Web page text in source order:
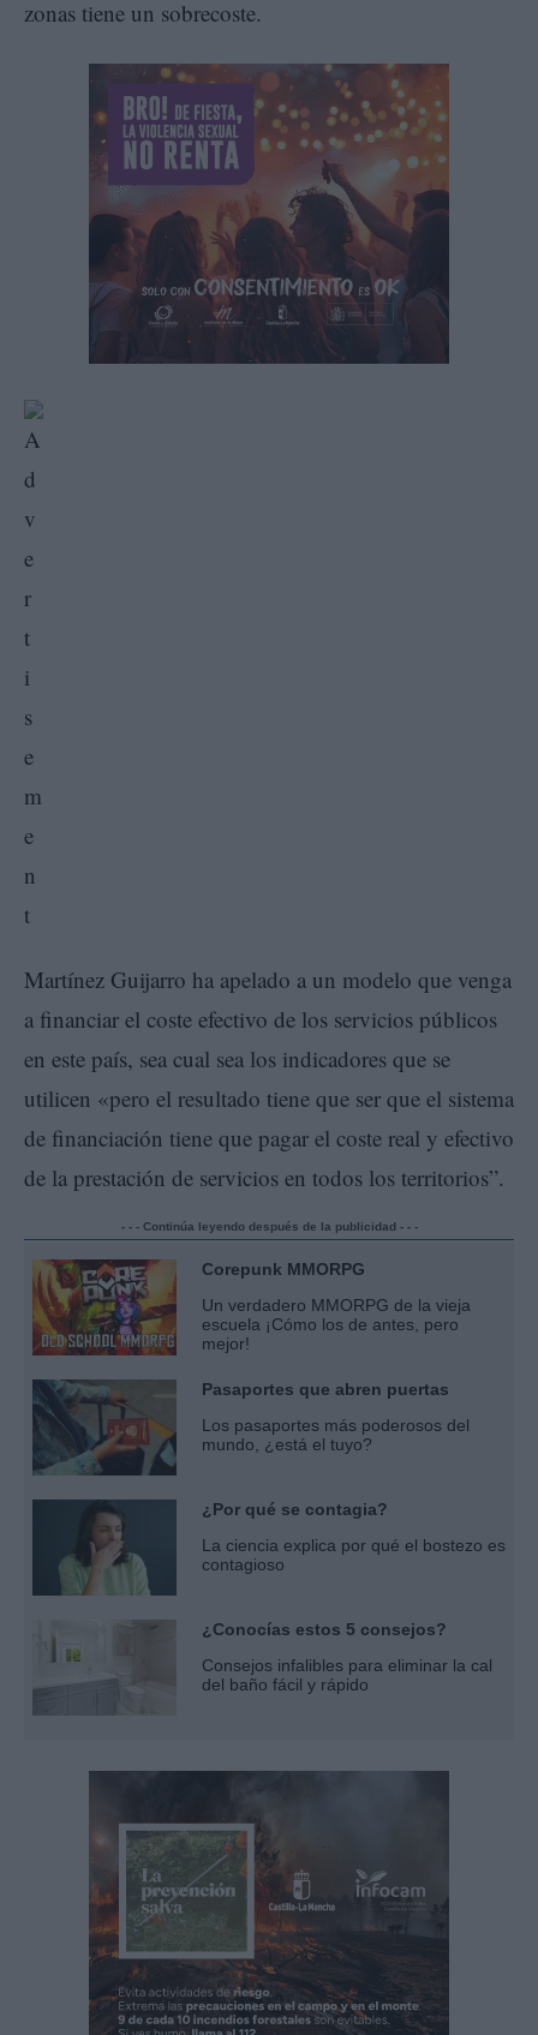
zonas tiene un sobrecoste.
Martínez Guijarro ha apelado a un modelo que venga
a financiar el coste efectivo de los servicios públicos
en este país, sea cual sea los indicadores que se
utilicen «pero el resultado tiene que ser que el sistema
de financiación tiene que pagar el coste real y efectivo
de la prestación de servicios en todos los territorios”.
- - - Continúa leyendo después de la publicidad - - -
Corepunk MMORPG
Un verdadero MMORPG de la vieja
escuela ¡Cómo los de antes, pero
mejor!
Pasaportes que abren puertas
Los pasaportes más poderosos del
mundo, ¿está el tuyo?
¿Por qué se contagia?
La ciencia explica por qué el bostezo es
contagioso
¿Conocías estos 5 consejos?
Consejos infalibles para eliminar la cal
del baño fácil y rápido